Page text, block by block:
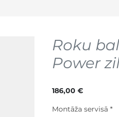
Roku
Power
186,00 €Cena
Montāža servisā *